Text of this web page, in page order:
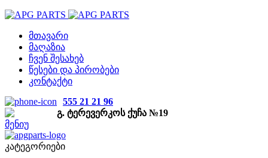
მთავარი
მაღაზია
ჩვენ შესახებ
წესები და პირობები
კონტაქტი
555 21 21 96
გ. ტერევერკოს ქუჩა №19
მენიუ
კატეგორიები